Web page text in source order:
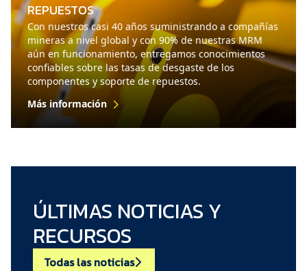
REPUESTOS
Con nuestros casi 40 años suministrando a compañías
mineras a nivel global y con 90% de nuestras MRM
aún en funcionamiento, entregamos conocimientos
confiables sobre las tasas de desgaste de los
componentes y soporte de repuestos.
Más información
ÚLTIMAS NOTICIAS Y
RECURSOS
Todas las noticias